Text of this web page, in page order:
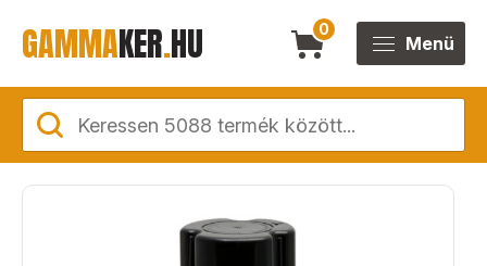
GAMMAKER.HU 0
Menü